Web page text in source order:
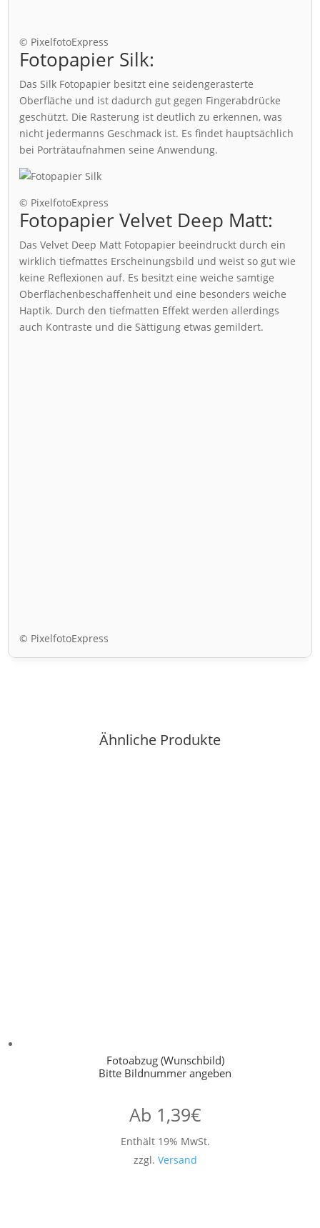
© PixelfotoExpress
Fotopapier Silk:
Das Silk Fotopapier besitzt eine seidengerasterte
Oberfläche und ist dadurch gut gegen Fingerabdrücke
geschützt. Die Rasterung ist deutlich zu erkennen, was
nicht jedermanns Geschmack ist. Es findet hauptsächlich
bei Porträtaufnahmen seine Anwendung.
© PixelfotoExpress
Fotopapier Velvet Deep Matt:
Das Velvet Deep Matt Fotopapier beeindruckt durch ein
wirklich tiefmattes Erscheinungsbild und weist so gut wie
keine Reflexionen auf. Es besitzt eine weiche samtige
Oberflächenbeschaffenheit und eine besonders weiche
Haptik. Durch den tiefmatten Effekt werden allerdings
auch Kontraste und die Sättigung etwas gemildert.
© PixelfotoExpress
Ähnliche Produkte
Fotoabzug (Wunschbild)
Bitte Bildnummer angeben
Ab 1,39€
Enthält 19% MwSt.
zzgl. Versand